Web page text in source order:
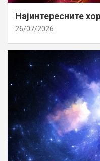
Најинтересните
26/07/2026